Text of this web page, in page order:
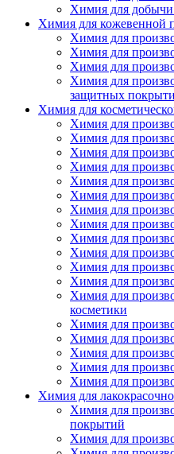
Химия для
Химия для кожевенной
Химия для
Химия для
Химия для
Химия для
защитных
Химия для
Химия для
Химия для
Химия для
Химия для
Химия для
Химия для
Химия для
Химия для
Химия для
Химия для
Химия для
Химия для
Химия для
косметики
Химия для
Химия для
Химия для
Химия для
Химия для
Химия для
Химия для
покрытий
Химия для